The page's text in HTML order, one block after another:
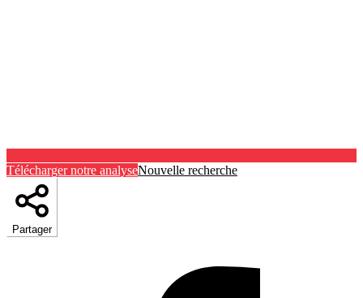
Télécharger notre analyseNouvelle recherche
Partager